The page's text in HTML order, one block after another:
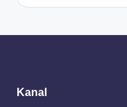
Kanal